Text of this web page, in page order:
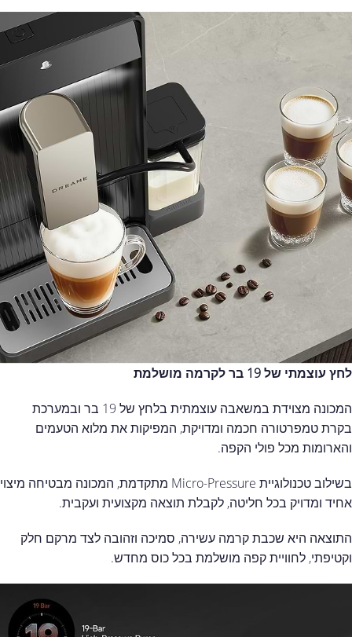
לחץ עוצמתי של 19 בר לקרמה מושלמת
המכונה מצוידת במשאבה עוצמתית בלחץ של 19 בר ובמערכת
בקרת טמפרטורה חכמה ומדויקת, המפיקות את מלוא הטעמים
והארומות מכל פולי הקפה.
בשילוב טכנולוגיית Micro-Pressure מתקדמת, המכונה מבטיחה מיצוי
אחיד ומדויק בכל חליטה, לקבלת תוצאה מקצועית ועקבית.
התוצאה היא שכבת קרמה עשירה, סמיכה וזהובה לצד מרקם חלק
וקטיפתי, לחוויית קפה מושלמת בכל כוס מחדש.